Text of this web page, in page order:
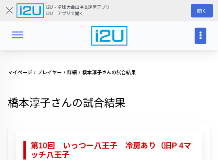
i2U - 卓球大会出場＆運営アプリ
i2U アプリで開く
開く
マイページ プレイヤー 詳細 橋本淳子さんの試合結果
橋本淳子さんの試合結果
第10回 いっつー八王子 冷房あり（旧P 4マ
ッチ八王子